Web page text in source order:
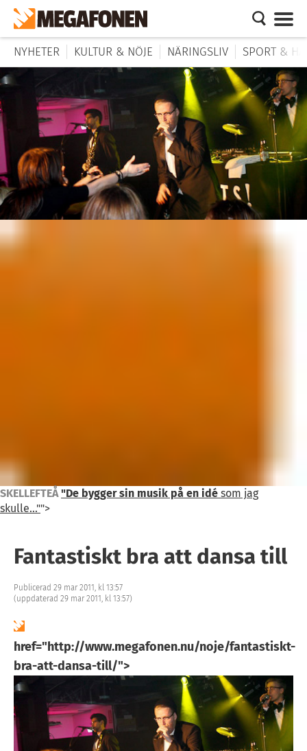
NYHETER KULTUR & NÖJE NÄRINGSLIV SPORT &
SKELLEFTEÅ "De bygger sin musik på en idé som jag
skulle..."">
Fantastiskt bra att dansa till
Publicerad 29 mar 2011, kl 13:57
(uppdaterad 29 mar 2011, kl 13:57)
href="http://www.megafonen.nu/noje/fantastiskt-
bra-att-dansa-till/">